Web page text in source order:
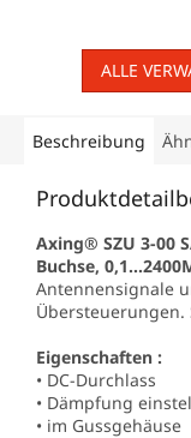
ALLE
Beschreibung
Axing® SZU 3-00
Buchse,
Antennensignale
Übersteuerungen.
Eigenschaften :
• DC-Durchlass
• Dämpfung
• im Gussgehäuse